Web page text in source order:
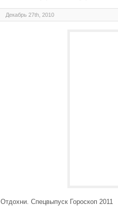
Декабрь 27th, 2010
Отдохни. Спецвыпуск Гороскоп 2011